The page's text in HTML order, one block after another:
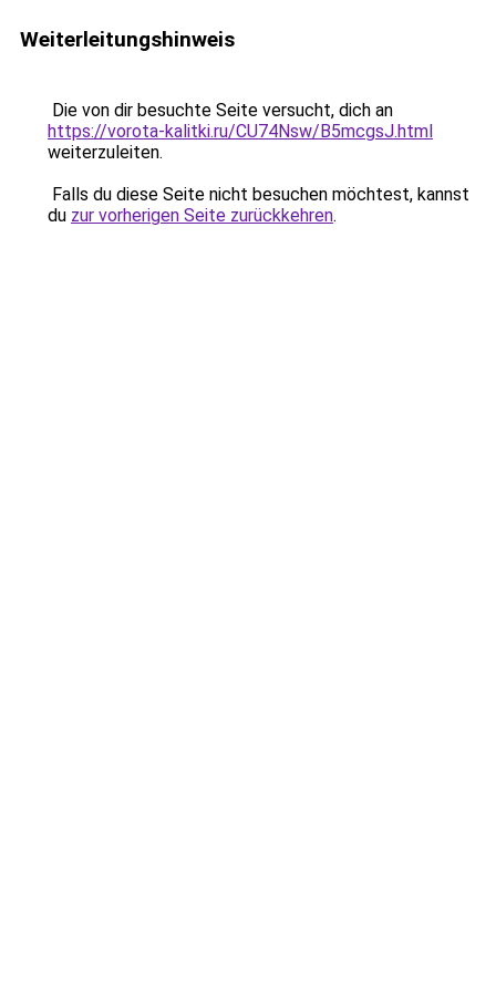
Weiterleitungshinweis
Die von dir besuchte Seite versucht, dich an
https://vorota-kalitki.ru/CU74Nsw/B5mcgsJ.html
weiterzuleiten.
Falls du diese Seite nicht besuchen möchtest, kannst
du zur vorherigen Seite zurückkehren.